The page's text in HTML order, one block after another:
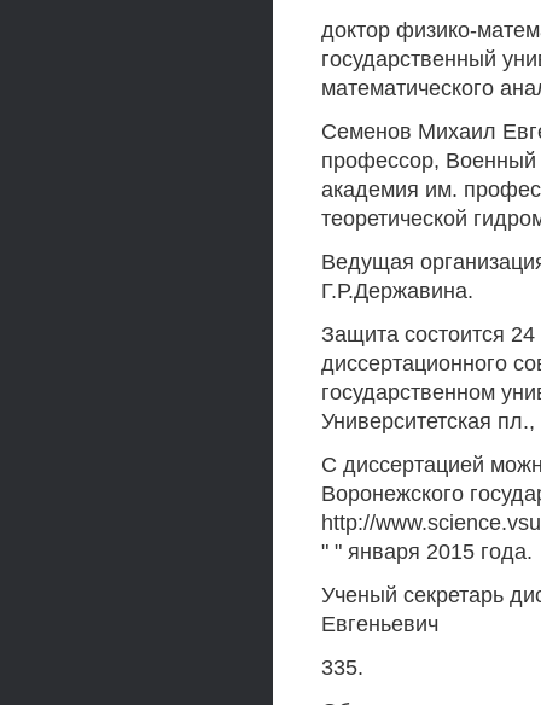
доктор физико-
государственный
математического
Семенов Михаил
профессор,
академия им.
теоретической
Ведущая
Г.Р.Державина.
Защита состоится
диссертационного
государственном
Университетская
С диссертацией
Воронежского
http://
" " января 2015 года.
Ученый секретарь
Евгеньевич
335.